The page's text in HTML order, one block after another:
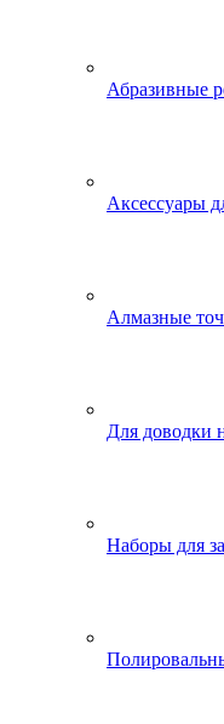
Абразивные
Аксессуары
Алмазные
Для доводки
Наборы для